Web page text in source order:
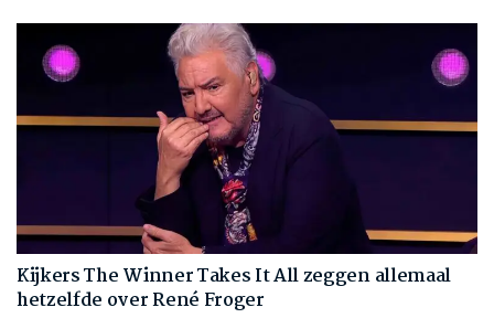
Kijkers The Winner Takes It All zeggen allemaal
hetzelfde over René Froger